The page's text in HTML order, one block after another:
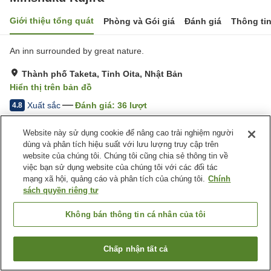
Giới thiệu tổng quát Phòng và Gói giá Đánh giá Thông
An inn surrounded by great nature.
Thành phố Taketa, Tỉnh Oita, Nhật Bản
Hiển thị trên bản đồ
4.8 Xuất sắc Đánh giá: 36 lượt
Tiện nghi chỗ nghỉ
Bãi đỗ xe
Quầy ăn nhẹ về đêm
Quầy izakaya
Cửa hàng
Trang chủ Nhật Bản Tỉnh Oita
Thành phố Taketa
Tìm phòng trống
Website này sử dụng cookie để nâng cao trải nghiệm người
dùng và phân tích hiệu suất với lưu lượng truy cập trên
website của chúng tôi. Chúng tôi cũng chia sẻ thông tin về
việc bạn sử dụng website của chúng tôi với các đối tác
mạng xã hội, quảng cáo và phân tích của chúng tôi. Chính
sách quyền riêng tư
Không bán thông tin cá nhân của tôi
Chấp nhận tất cả